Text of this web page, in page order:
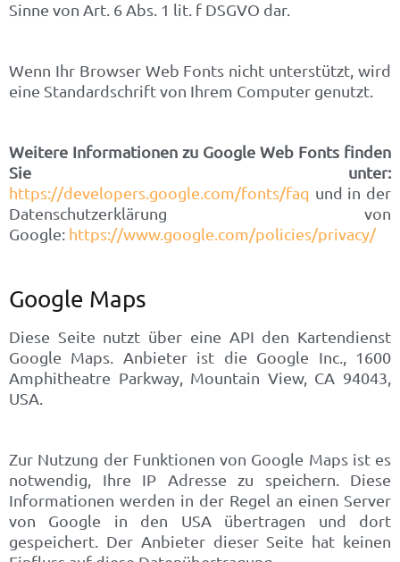
Sinne von Art. 6 Abs. 1 lit. f DSGVO dar.
Wenn Ihr Browser Web Fonts nicht unterstützt, wird
eine Standardschrift von Ihrem Computer genutzt.
Weitere Informationen zu Google Web Fonts finden
Sie unter:
https://developers.google.com/fonts/faq und in der
Datenschutzerklärung von
Google: https://www.google.com/policies/privacy/
Google Maps
Diese Seite nutzt über eine API den Kartendienst
Google Maps. Anbieter ist die Google Inc., 1600
Amphitheatre Parkway, Mountain View, CA 94043,
USA.
Zur Nutzung der Funktionen von Google Maps ist es
notwendig, Ihre IP Adresse zu speichern. Diese
Informationen werden in der Regel an einen Server
von Google in den USA übertragen und dort
gespeichert. Der Anbieter dieser Seite hat keinen